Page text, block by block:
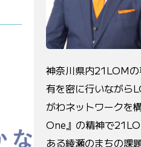
神奈川県内21LOM
有を密に行いながら
がわネットワーク
One』の精神で
ある綾瀬のまちの課